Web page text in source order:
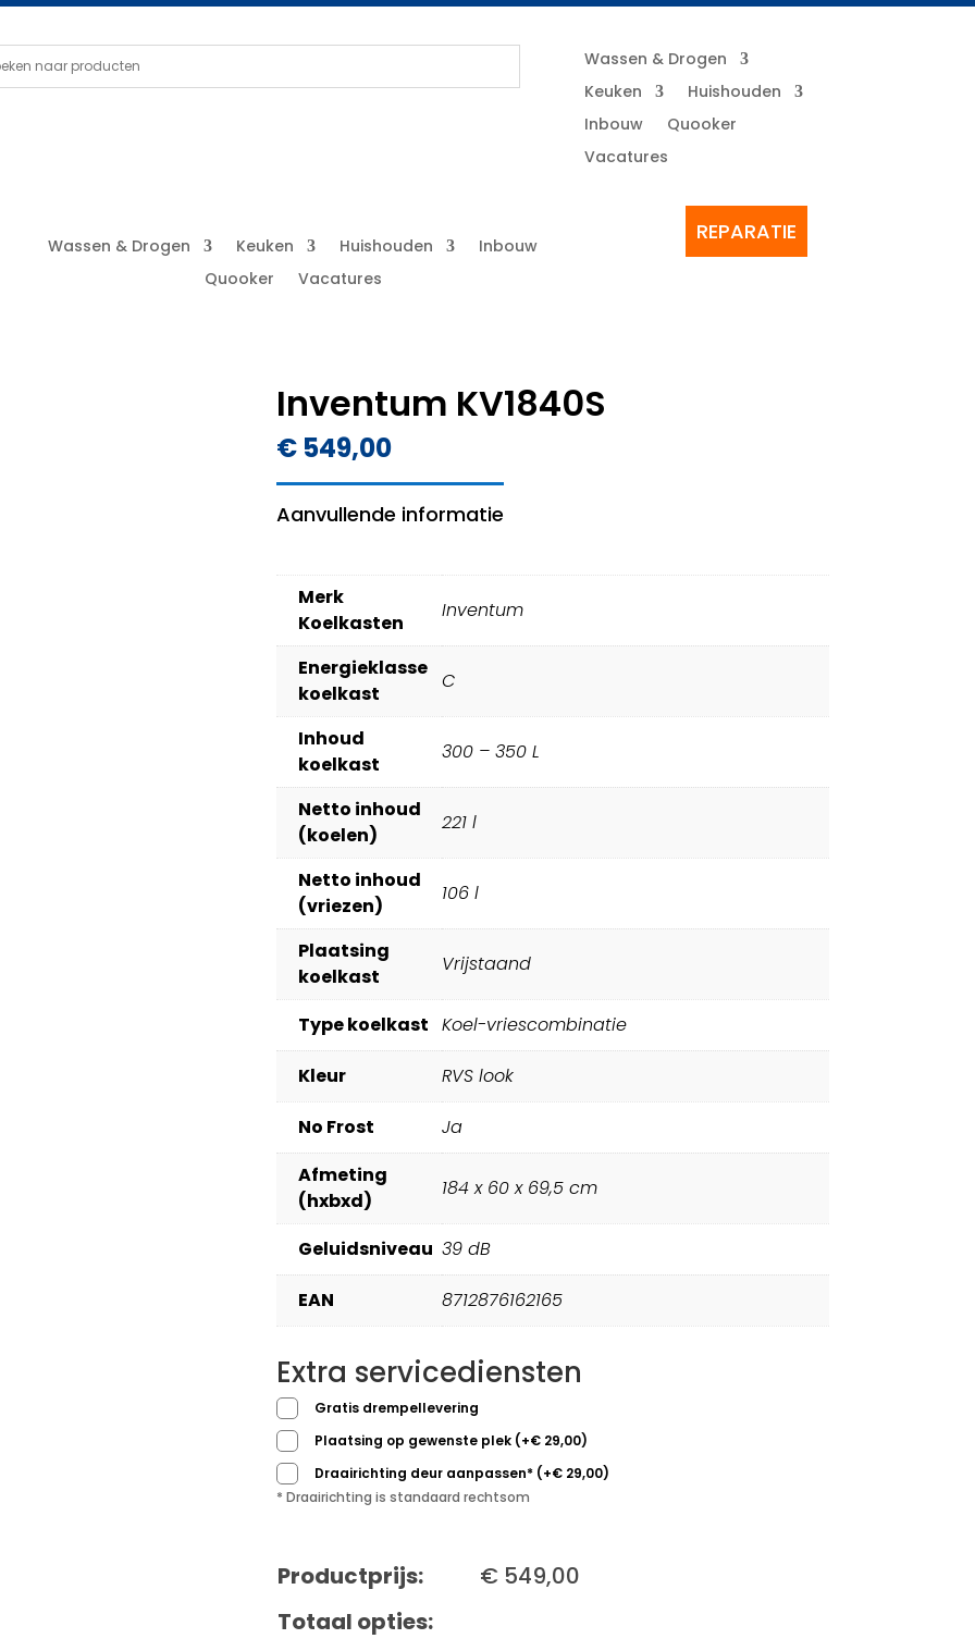
Wassen & Drogen
Keuken
Huishouden
Inbouw
Quooker
Vacatures
Wassen & Drogen Keuken Huishouden
Inbouw
Quooker
Vacatures
REPARATIE
Inventum KV1840S
€549,00
Aanvullende informatie
Merk
Koelkasten
Inventum
Energieklasse
koelkast
C
Inhoud
koelkast
300 – 350 L
Netto inhoud
(koelen)
221 l
Netto inhoud
(vriezen)
106 l
Plaatsing
koelkast
Vrijstaand
Type koelkast Koel-vriescombinatie
Kleur RVS look
No Frost
Ja
Afmeting
(hxbxd)
184 x 60 x 69,5 cm
Geluidsniveau 39 dB
EAN 8712876162165
Extra servicediensten
Gratis drempellevering
Plaatsing op gewenste plek (+€29,00)
Draairichting deur aanpassen* (+€29,00)
* Draairichting is standaard rechtsom
Productprijs: €549,00
Totaal opties: